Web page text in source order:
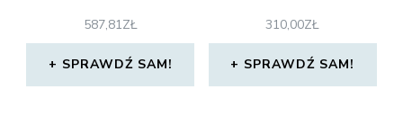
587,81ZŁ
SPRAWDŹ SAM!
310,00ZŁ
SPRAWDŹ SAM!